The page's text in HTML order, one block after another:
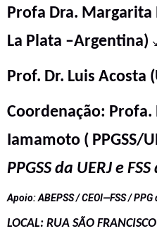
Profa Dra. Margarita
La Plata –Argentina)
↘
Prof. Dr. Luis Acosta
Coordenação:
Iamamoto ( PPGSS/
PPGSS da UERJ e
Apoio: ABEPSS / CEOI—FSS /
LOCAL: RUA SÃO